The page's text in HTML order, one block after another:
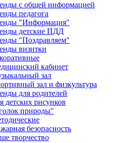
с общей информацией
педагога
"Информация"
детские ПДД
"Поздравляем"
визитки
кабинет
зал
зал и физкультура
для родителей
детских рисунков
природы"
безопасность
творчество